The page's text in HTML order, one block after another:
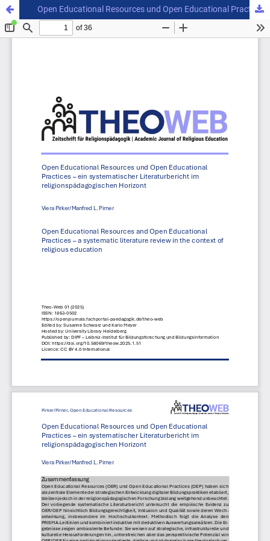
Open Educational Resources und Open Educational Practices – ein systematischer Literaturbericht im religionspädagogischen Horizont